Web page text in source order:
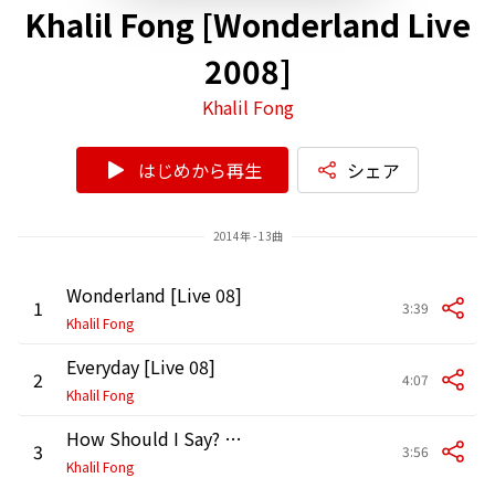
Khalil Fong [Wonderland Live
2008]
Khalil Fong
はじめから再生 シェア
2014年 - 13曲
1 Wonderland [Live 08]
Khalil Fong
3:39
2 Everyday [Live 08]
Khalil Fong
4:07
3 How Should I Say? [Live 08]
Khalil Fong
3:56